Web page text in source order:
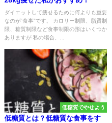
ダイエットして痩せるために何よりも重要
なのが“食事”です。 カロリー制限、脂質制
限、糖質制限など食事制限の形はいくつか
ありますが 私の場合、...
低糖質でやせよう
低糖質とは？低糖質な食事をす